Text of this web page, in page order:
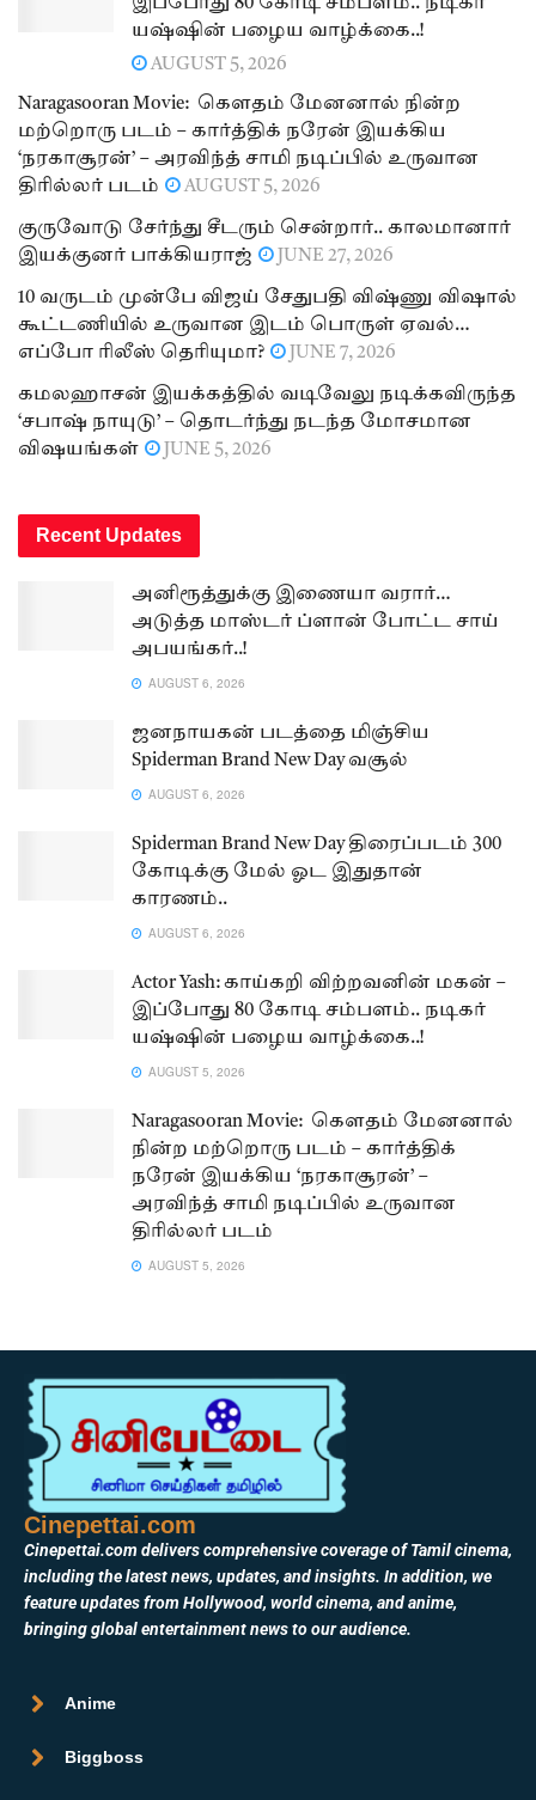
இப்போது 80 கோடி சம்பளம்.. நடிகர்
யஷ்ஷின் பழைய வாழ்க்கை..!
AUGUST 5, 2026
Naragasooran Movie: கௌதம் மேனனால் நின்ற
மற்றொரு படம் – கார்த்திக் நரேன் இயக்கிய
‘நரகாசூரன்’ – அரவிந்த் சாமி நடிப்பில் உருவான
திரில்லர் படம்
AUGUST 5, 2026
குருவோடு சேர்ந்து சீடரும் சென்றார்.. காலமானார்
இயக்குனர் பாக்கியராஜ்
JUNE 27, 2026
10 வருடம் முன்பே விஜய் சேதுபதி விஷ்ணு விஷால்
கூட்டணியில் உருவான இடம் பொருள் ஏவல்…
எப்போ ரிலீஸ் தெரியுமா?
JUNE 7, 2026
கமலஹாசன் இயக்கத்தில் வடிவேலு நடிக்கவிருந்த
‘சபாஷ் நாயுடு’ – தொடர்ந்து நடந்த மோசமான
விஷயங்கள்
JUNE 5, 2026
Recent Updates
அனிரூத்துக்கு இணையா வரார்…
அடுத்த மாஸ்டர் ப்ளான் போட்ட சாய்
அபயங்கர்..!
AUGUST 6, 2026
ஜனநாயகன் படத்தை மிஞ்சிய
Spiderman Brand New Day வசூல்
AUGUST 6, 2026
Spiderman Brand New Day திரைப்படம் 300
கோடிக்கு மேல் ஓட இதுதான்
காரணம்..
AUGUST 6, 2026
Actor Yash: காய்கறி விற்றவனின் மகன் –
இப்போது 80 கோடி சம்பளம்.. நடிகர்
யஷ்ஷின் பழைய வாழ்க்கை..!
AUGUST 5, 2026
Naragasooran Movie: கௌதம் மேனனால்
நின்ற மற்றொரு படம் – கார்த்திக்
நரேன் இயக்கிய ‘நரகாசூரன்’ –
அரவிந்த் சாமி நடிப்பில் உருவான
திரில்லர் படம்
AUGUST 5, 2026
Cinepettai.com
Cinepettai.com delivers comprehensive coverage of Tamil cinema,
including the latest news, updates, and insights. In addition, we
feature updates from Hollywood, world cinema, and anime,
bringing global entertainment news to our audience.
Anime
Biggboss